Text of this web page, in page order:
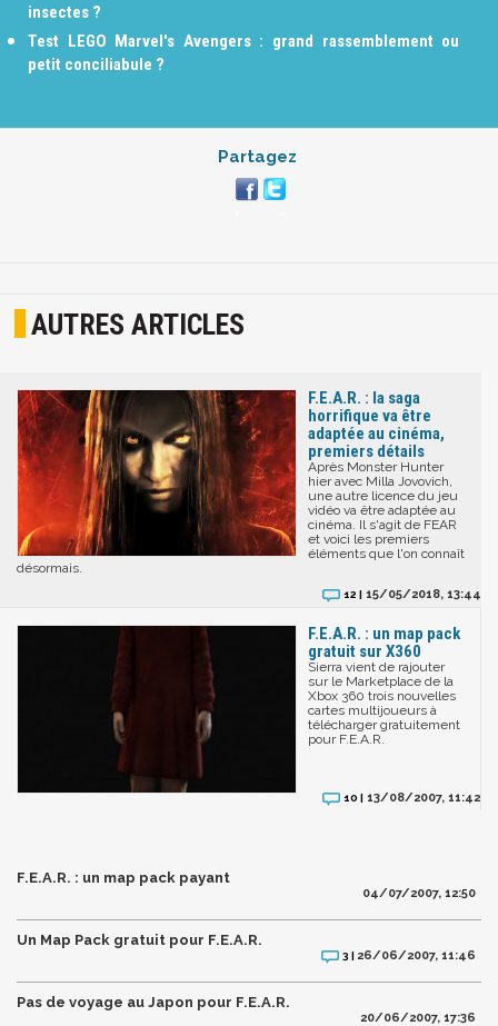
insectes ?
Test LEGO Marvel's Avengers : grand rassemblement ou
petit conciliabule ?
Partagez
AUTRES ARTICLES
F.E.A.R. : la saga
horrifique va être
adaptée au cinéma,
premiers détails
Après Monster Hunter
hier avec Milla Jovovich,
une autre licence du jeu
vidéo va être adaptée au
cinéma. Il s'agit de FEAR
et voici les premiers
éléments que l'on connaît
désormais.
12 | 15/05/2018, 13:44
F.E.A.R. : un map pack
gratuit sur X360
Sierra vient de rajouter
sur le Marketplace de la
Xbox 360 trois nouvelles
cartes multijoueurs à
télécharger gratuitement
pour F.E.A.R.
10 | 13/08/2007, 11:42
F.E.A.R. : un map pack payant
04/07/2007, 12:50
Un Map Pack gratuit pour F.E.A.R.
3 | 26/06/2007, 11:46
Pas de voyage au Japon pour F.E.A.R.
20/06/2007, 17:36